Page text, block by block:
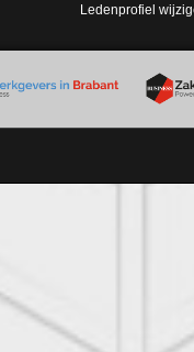
Ledenprofiel